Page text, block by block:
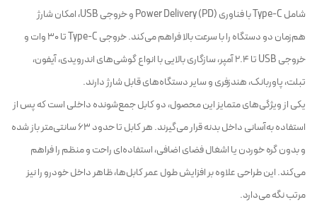
شامل Type-C با فناوری Power Delivery (PD) و خروجی USB، امکان شارژ
هم‌زمان دو دستگاه را با سرعت بالا فراهم می‌کند. خروجی Type-C تا 30 وات و
خروجی USB تا 2.4 آمپر، سازگاری بالایی با انواع گوشی‌های اندرویدی، آیفون،
تبلت، پاوربانک، هندزفری و سایر دستگاه‌های قابل شارژ دارند.
یکی از ویژگی‌های متمایز این محصول، دو کابل جمع‌شونده داخلی است که پس از
استفاده به‌آسانی داخل بدنه قرار می‌گیرند. هر کابل تا حدود 63 سانتی‌متر باز شده
و بدون گره خوردن یا اشغال فضای اضافی، استفاده‌ای راحت و منظم را فراهم
می‌کند. این طراحی علاوه بر افزایش طول عمر کابل‌ها، ظاهر داخل خودرو را نیز
مرتب نگه می‌دارد.